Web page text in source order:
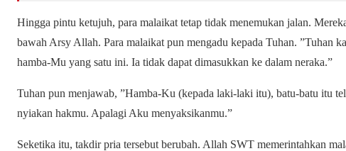
Hingga pintu ketujuh, para malaikat tetap tidak menemukan jalan.
bawah Arsy Allah. Para malaikat pun mengadu kepada Tuhan. ”Tuhan
hamba-Mu yang satu ini. Ia tidak dapat dimasukkan ke dalam neraka.”
Tuhan pun menjawab, ”Hamba-Ku (kepada laki-laki itu), batu-batu itu
nyiakan hakmu. Apalagi Aku menyaksikanmu.”
Seketika itu, takdir pria tersebut berubah. Allah SWT memerintahkan